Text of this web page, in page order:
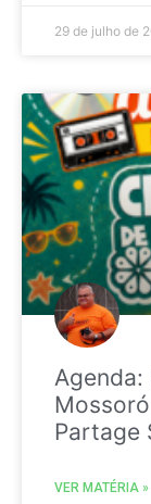
29 de julho de
Agenda:
Partage
VER MATÉRIA »